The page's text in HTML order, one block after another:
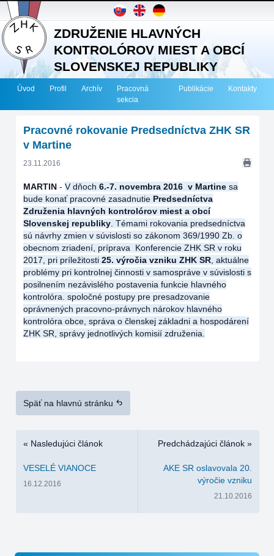
ZDRUŽENIE HLAVNÝCH
KONTROLÓROV MIEST A OBCÍ
SLOVENSKEJ REPUBLIKY
Úvod Profil Archív
Pracovná
sekcia
Publikácie Kontakty
Pracovné rokovanie Predsedníctva ZHK SR
v Martine
23.11.2016
MARTIN - V dňoch 6.-7. novembra 2016 v Martine sa
bude konať pracovné zasadnutie Predsedníctva
Združenia hlavných kontrolórov miest a obcí
Slovenskej republiky . Témami rokovania predsedníctva
sú návrhy zmien v súvislosti so zákonom 369/1990 Zb. o
obecnom zriadení, príprava Konferencie ZHK SR v roku
2017, pri príležitosti 25. výročia vzniku ZHK SR , aktuálne
problémy pri kontrolnej činnosti v samospráve v súvislosti s
posilnením nezávislého postavenia funkcie hlavného
kontrolóra. spoločné postupy pre presadzovanie
oprávnených pracovno-právnych nárokov hlavného
kontrolóra obce, správa o členskej základni a hospodárení
ZHK SR, správy jednotlivých komisií združenia.
Späť na hlavnú stránku
« Nasledujúci článok
VESELÉ VIANOCE
16.12.2016
Predchádzajúci článok »
AKE SR oslavovala 20.
výročie vzniku
21.10.2016